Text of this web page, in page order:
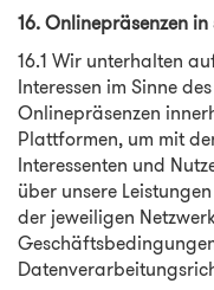
16. Onlinepräsenzen
16.1 Wir unterhalten
Interessen im Sinne
Onlinepräsenzen
Plattformen, um mit
Interessenten und
über unsere
der jeweiligen